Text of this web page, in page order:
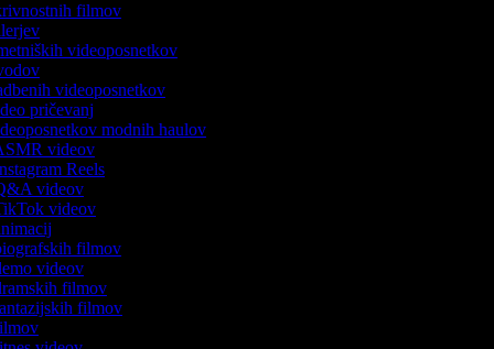
filmov
videoposnetkov
videoposnetkov
pričevanj
modnih haulov
videov
Reels
videov
videov
filmov
videov
filmov
filmov